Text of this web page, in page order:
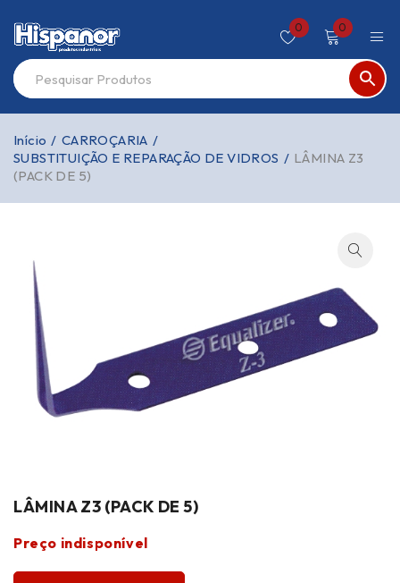
0 0
Início / CARROÇARIA /
SUBSTITUIÇÃO E REPARAÇÃO DE VIDROS / LÂMINA Z3
(PACK DE 5)
LÂMINA Z3 (PACK DE 5)
Preço indisponível